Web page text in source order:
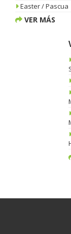
Easter / Pascua
VER MÁS